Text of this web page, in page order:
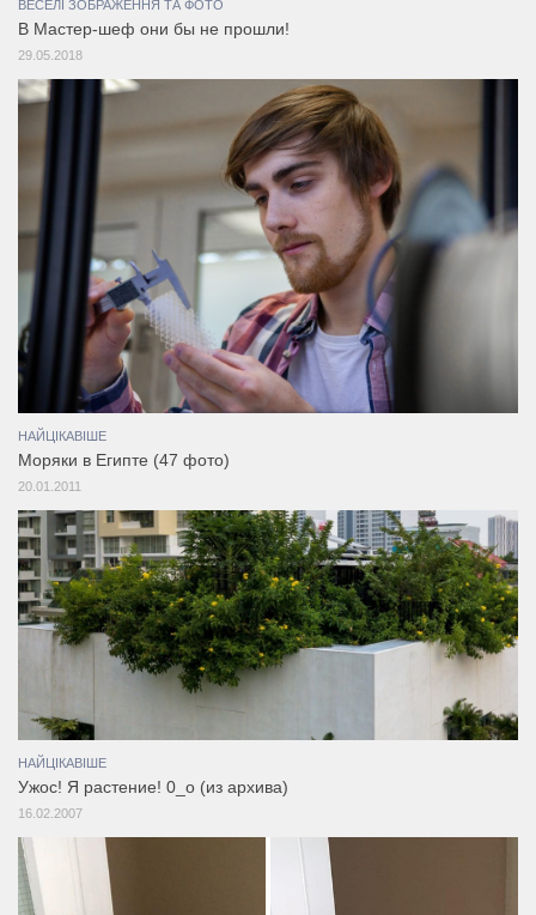
ВЕСЕЛІ ЗОБРАЖЕННЯ ТА ФОТО
В Мастер-шеф они бы не прошли!
29.05.2018
НАЙЦІКАВІШЕ
Моряки в Египте (47 фото)
20.01.2011
НАЙЦІКАВІШЕ
Ужос! Я растение! 0_о (из архива)
16.02.2007